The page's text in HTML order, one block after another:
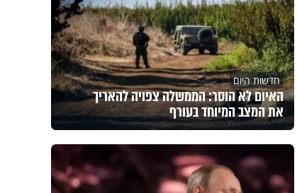
חדשות היום
האיום לא הוסר: הממשלה צפויה להאריך
את המצב המיוחד בעורף